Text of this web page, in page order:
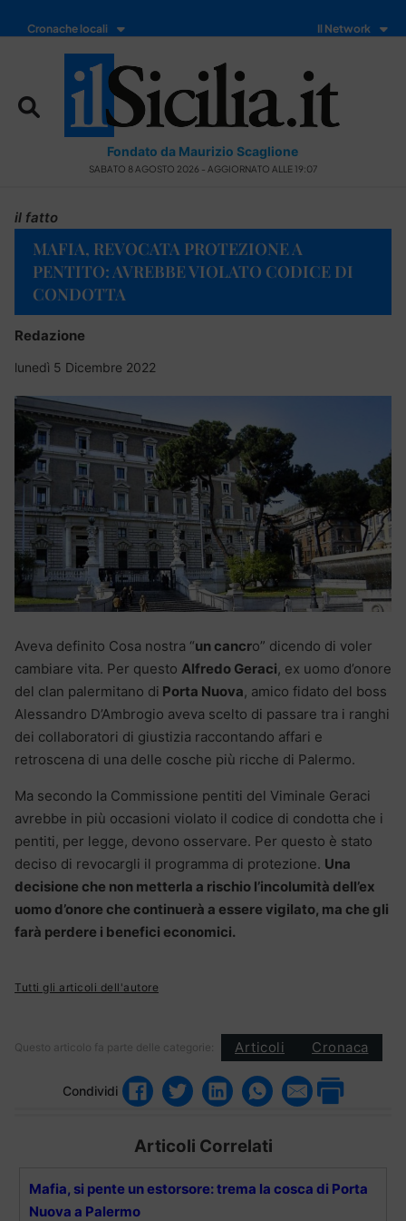
Cronache locali Il Network
Fondato da Maurizio Scaglione
SABATO 8 AGOSTO 2026 - AGGIORNATO ALLE 19:07
il fatto
MAFIA, REVOCATA PROTEZIONE A
PENTITO: AVREBBE VIOLATO CODICE DI
CONDOTTA
Redazione
lunedì 5 Dicembre 2022
Aveva definito Cosa nostra “un cancro” dicendo di voler
cambiare vita. Per questo Alfredo Geraci, ex uomo d’onore
del clan palermitano di Porta Nuova, amico fidato del boss
Alessandro D’Ambrogio aveva scelto di passare tra i ranghi
dei collaboratori di giustizia raccontando affari e
retroscena di una delle cosche più ricche di Palermo.
Ma secondo la Commissione pentiti del Viminale Geraci
avrebbe in più occasioni violato il codice di condotta che i
pentiti, per legge, devono osservare. Per questo è stato
deciso di revocargli il programma di protezione. Una
decisione che non metterla a rischio l’incolumità dell’ex
uomo d’onore che continuerà a essere vigilato, ma che gli
farà perdere i benefici economici.
Tutti gli articoli dell'autore
Questo articolo fa parte delle categorie: Articoli Cronaca
Condividi
Articoli Correlati
Mafia, si pente un estorsore: trema la cosca di Porta
Nuova a Palermo